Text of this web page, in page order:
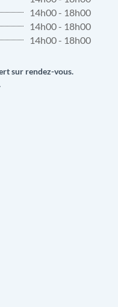
14h00 - 18h00
14h00 - 18h00
14h00 - 18h00
sur rendez-vous.